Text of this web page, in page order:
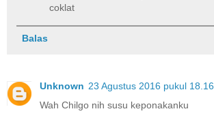
coklat
Balas
Unknown 23 Agustus 2016 pukul 18.16
Wah Chilgo nih susu keponakanku